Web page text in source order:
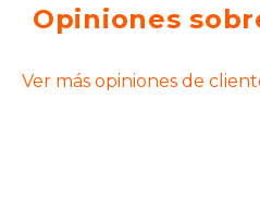
Opiniones
Ver más opiniones de